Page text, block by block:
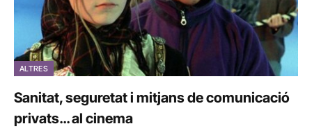
ALTRES
Sanitat, seguretat i mitjans de comunicació
privats… al cinema